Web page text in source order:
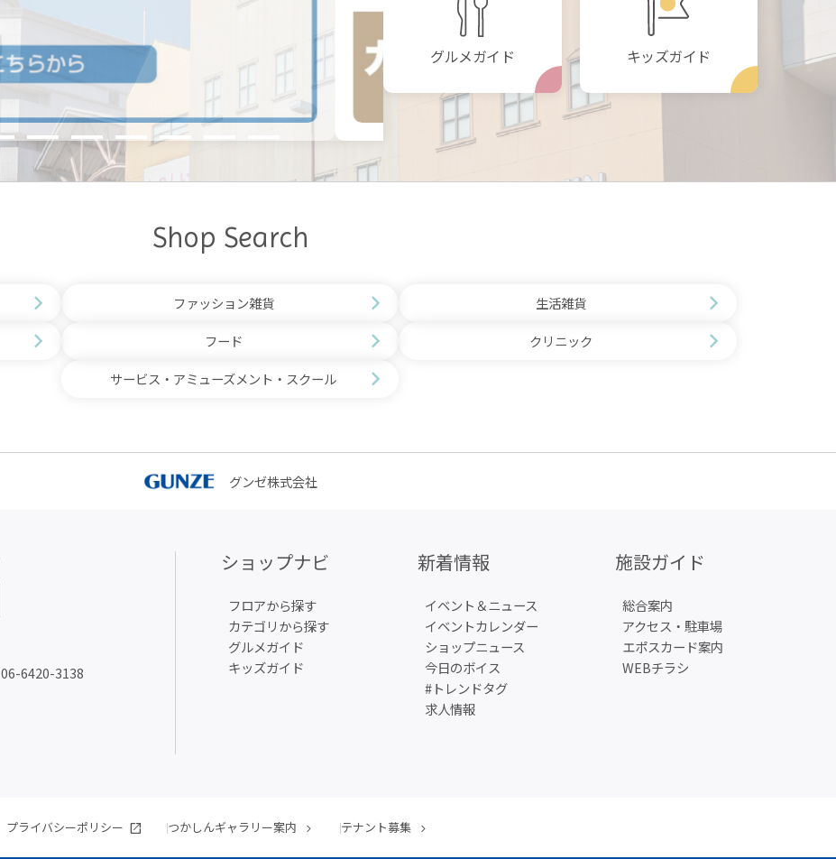
グルメガイド キッズガイド
Shop Search
ファッション雑貨
生活雑貨
フード
クリニック
サービス・アミューズメント・スクール
グンゼ株式会社
06-6420-3138
ショップナビ
フロアから探す
カテゴリから探す
グルメガイド
キッズガイド
新着情報
イベント＆ニュース
イベントカレンダー
ショップニュース
今日のボイス
#トレンドタグ
求人情報
施設ガイド
総合案内
アクセス・駐車場
エポスカード案内
WEBチラシ
プライバシーポリシー つかしんギャラリー案内 テナント募集